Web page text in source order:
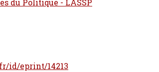
du Politique - LASSP
id/eprint/14213